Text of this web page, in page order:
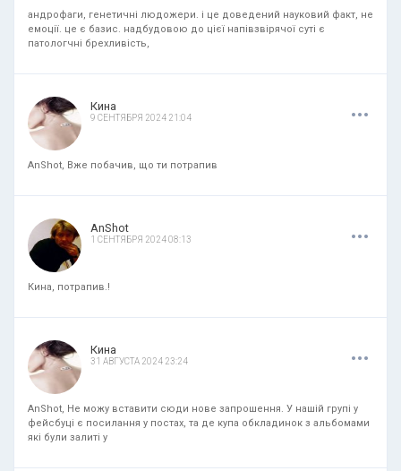
андрофаги, генетичні людожери. і це доведений науковий факт, не
емоції. це є базис. надбудовою до цієї напівзвірячої суті є
патологчні брехливість,
Кина
9 СЕНТЯБРЯ 2024 21:04 ...
AnShot, Вже побачив, що ти потрапив
AnShot
1 СЕНТЯБРЯ 2024 08:13 ...
Кина, потрапив.!
Кина
31 АВГУСТА 2024 23:24 ...
AnShot, Не можу вставити сюди нове запрошення. У нашій групі у
фейсбуці є посилання у постах, та де купа обкладинок з альбомами
які були залиті у